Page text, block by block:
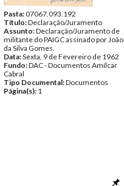
Pasta:07067.093.192
Título:Declaração/Juramento
Assunto:Declaração/Juramento de
militante do PAIGC assinado por João
da Silva Gomes.
Data:Sexta, 9 de Fevereiro de 1962
Fundo:DAC - Documentos Amílcar
Cabral
Tipo Documental:Documentos
Página(s): 1